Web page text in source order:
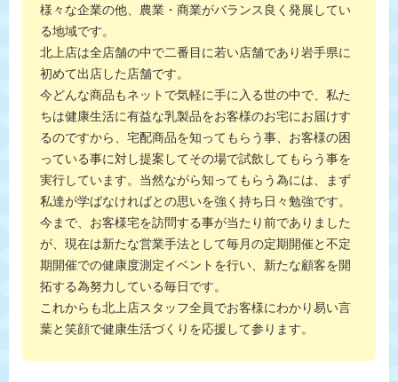
様々な企業の他、農業・商業がバランス良く発展してい
る地域です。
北上店は全店舗の中で二番目に若い店舗であり岩手県に
初めて出店した店舗です。
今どんな商品もネットで気軽に手に入る世の中で、私た
ちは健康生活に有益な乳製品をお客様のお宅にお届けす
るのですから、宅配商品を知ってもらう事、お客様の困
っている事に対し提案してその場で試飲してもらう事を
実行しています。当然ながら知ってもらう為には、まず
私達が学ばなければとの思いを強く持ち日々勉強です。
今まで、お客様宅を訪問する事が当たり前でありました
が、現在は新たな営業手法として毎月の定期開催と不定
期開催での健康度測定イベントを行い、新たな顧客を開
拓する為努力している毎日です。
これからも北上店スタッフ全員でお客様にわかり易い言
葉と笑顔で健康生活づくりを応援して参ります。